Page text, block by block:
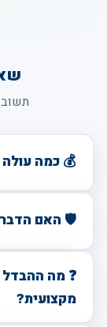
💰 כמה
🛡️ האם
❓ מה
מקצועית?